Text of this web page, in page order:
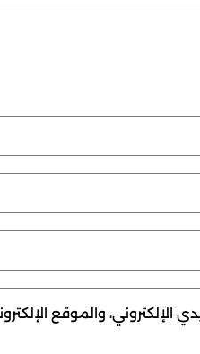
الإلكتروني، والموقع